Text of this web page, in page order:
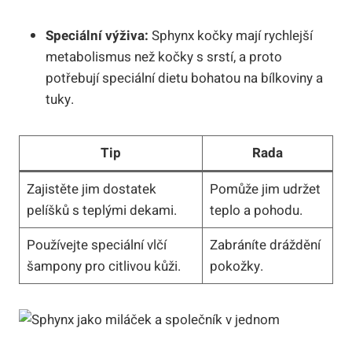
Speciální výživa: Sphynx kočky mají rychlejší
metabolismus než kočky s srstí, a proto
potřebují speciální dietu bohatou na bílkoviny a
tuky.
Tip
Rada
Zajistěte jim dostatek
pelíšků s teplými dekami.
Pomůže jim udržet
teplo a pohodu.
Používejte speciální vlčí
šampony pro citlivou kůži.
Zabráníte dráždění
pokožky.